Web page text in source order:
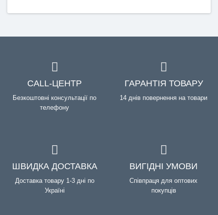
CALL-ЦЕНТР
Безкоштовні консультації по
телефону
ГАРАНТІЯ ТОВАРУ
14 днів повернення на товари
ШВИДКА ДОСТАВКА
Доставка товару 1-3 дні по
Україні
ВИГІДНІ УМОВИ
Співпраця для оптових
покупців